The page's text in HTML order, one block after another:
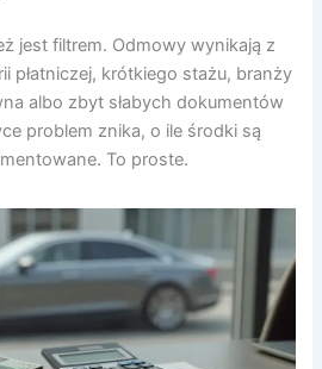
jest filtrem. Odmowy wynikają z
płatniczej, krótkiego stażu, branży
albo zbyt słabych dokumentów
problem znika, o ile środki są
To proste.